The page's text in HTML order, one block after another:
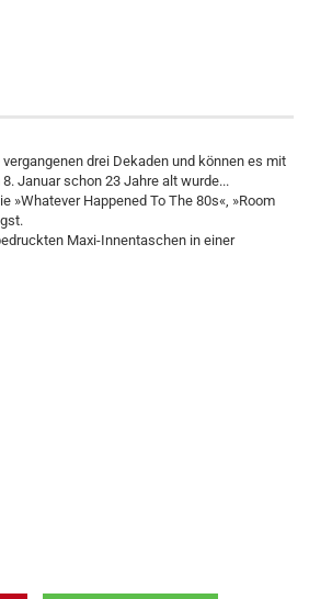
drei Dekaden und können es mit
Januar schon 23 Jahre alt wurde...
Happened To The 80s«, »Room
Maxi-Innentaschen in einer